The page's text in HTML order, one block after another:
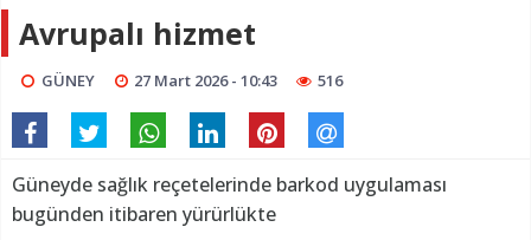
Avrupalı hizmet
GÜNEY 27 Mart 2026 - 10:43 516
Güneyde sağlık reçetelerinde barkod uygulaması
bugünden itibaren yürürlükte